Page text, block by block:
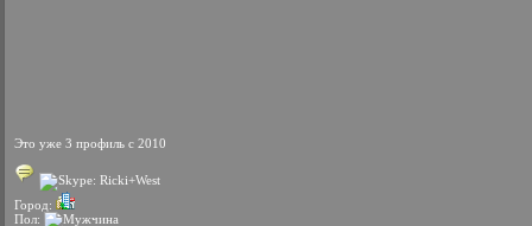
Это уже 3 профиль с 2010
Город:
Пол: